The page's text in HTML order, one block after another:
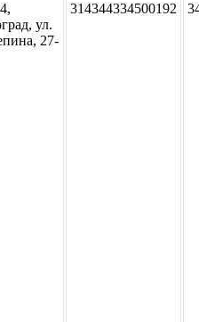
ул.
27-
314344334500192